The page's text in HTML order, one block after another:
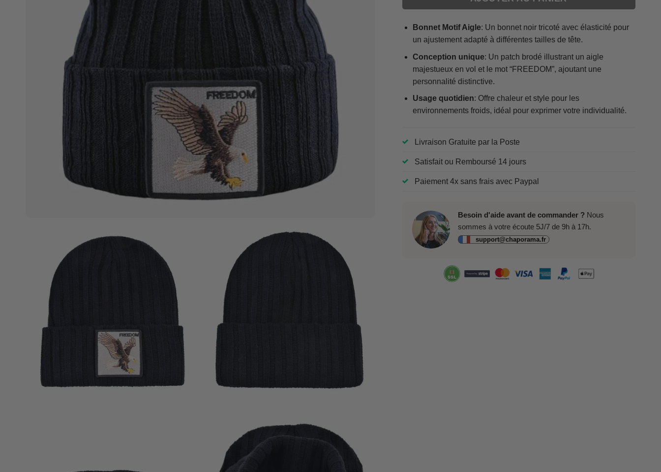
Bonnet Motif Aigle: Un bonnet noir tricoté avec élasticité pour
un ajustement adapté à différentes tailles de tête.
Conception unique: Un patch brodé illustrant un aigle
majestueux en vol et le mot “FREEDOM”, ajoutant une
personnalité distinctive.
Usage quotidien: Offre chaleur et style pour les
environnements froids, idéal pour exprimer votre individualité.
Livraison Gratuite par la Poste
Satisfait ou Remboursé 14 jours
Paiement 4x sans frais avec Paypal
Besoin d'aide avant de commander ?Nous
sommes à votre écoute 5J/7 de 9h à 17h.
support@chaporama.fr